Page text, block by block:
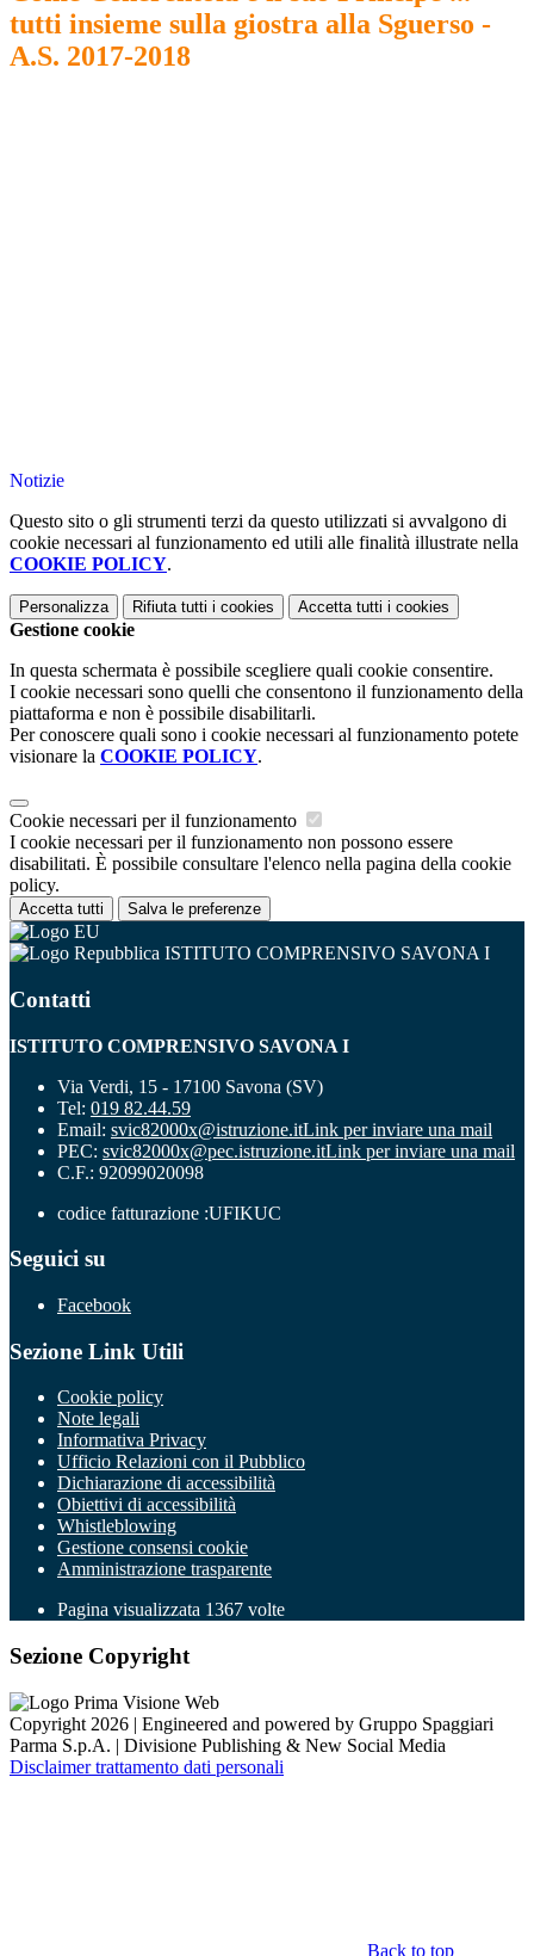
tutti insieme sulla giostra alla Sguerso -
A.S. 2017-2018
Notizie
Questo sito o gli strumenti terzi da questo utilizzati si avvalgono di
cookie necessari al funzionamento ed utili alle finalità illustrate nella
COOKIE POLICY.
Personalizza Rifiuta tutti i cookies Accetta tutti i cookies
Gestione cookie
In questa schermata è possibile scegliere quali cookie consentire.
I cookie necessari sono quelli che consentono il funzionamento della
piattaforma e non è possibile disabilitarli.
Per conoscere quali sono i cookie necessari al funzionamento potete
visionare la COOKIE POLICY.
Cookie necessari per il funzionamento
I cookie necessari per il funzionamento non possono essere
disabilitati. È possibile consultare l'elenco nella pagina della cookie
policy.
Accetta tutti Salva le preferenze
ISTITUTO COMPRENSIVO SAVONA I
Contatti
ISTITUTO COMPRENSIVO SAVONA I
Via Verdi, 15 - 17100 Savona (SV)
Tel: 019 82.44.59
Email: svic82000x@istruzione.itLink per inviare una mail
PEC: svic82000x@pec.istruzione.itLink per inviare una mail
C.F.: 92099020098
codice fatturazione :UFIKUC
Seguici su
Facebook
Sezione Link Utili
Cookie policy
Note legali
Informativa Privacy
Ufficio Relazioni con il Pubblico
Dichiarazione di accessibilità
Obiettivi di accessibilità
Whistleblowing
Gestione consensi cookie
Amministrazione trasparente
Pagina visualizzata 1367 volte
Sezione Copyright
Copyright 2026 | Engineered and powered by Gruppo Spaggiari
Parma S.p.A. | Divisione Publishing & New Social Media
Disclaimer trattamento dati personali
Back to top